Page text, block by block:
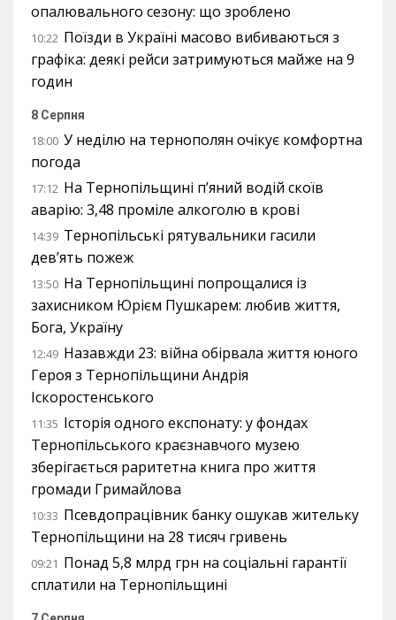
опалювального сезону: що зроблено
10:22 Поїзди в Україні масово вибиваються з
графіка: деякі рейси затримуються майже на 9
годин
8 Серпня
18:00 У неділю на тернополян очікує комфортна
погода
17:12 На Тернопільщині п’яний водій скоїв
аварію: 3,48 проміле алкоголю в крові
14:39 Тернопільські рятувальники гасили
дев’ять пожеж
13:50 На Тернопільщині попрощалися із
захисником Юрієм Пушкарем: любив життя,
Бога, Україну
12:49 Назавжди 23: війна обірвала життя юного
Героя з Тернопільщини Андрія
Іскоростенського
11:35 Історія одного експонату: у фондах
Тернопільського краєзнавчого музею
зберігається раритетна книга про життя
громади Гримайлова
10:33 Псевдопрацівник банку ошукав жительку
Тернопільщини на 28 тисяч гривень
09:21 Понад 5,8 млрд грн на соціальні гарантії
сплатили на Тернопільщині